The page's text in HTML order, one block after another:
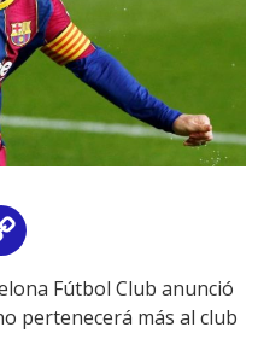
LinkFútbol Club anunció
pertenecerá más al club